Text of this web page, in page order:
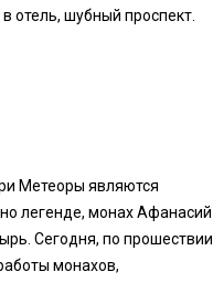
отель, шубный проспект.
Метеоры являются
легенде, монах Афанасий
Сегодня, по прошествии
монахов,